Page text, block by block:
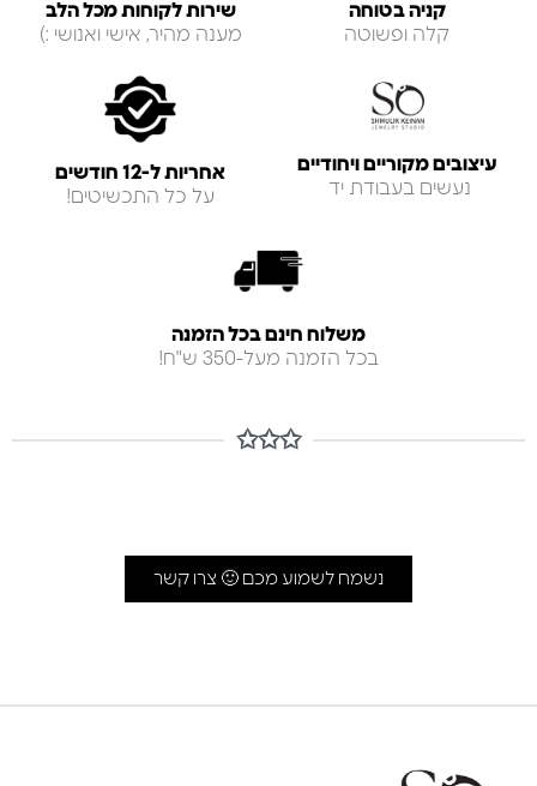
קניה בטוחה
קלה ופשוטה
שירות לקוחות מכל הלב
מענה מהיר, אישי ואנושי :)
עיצובים מקוריים ויחודיים
נעשים בעבודת יד
אחריות ל-12 חודשים
על כל התכשיטים!
משלוח חינם בכל הזמנה
בכל הזמנה מעל-350 ש"ח!
✩✩✩
נשמח לשמוע מכם 🙂 צרו קשר